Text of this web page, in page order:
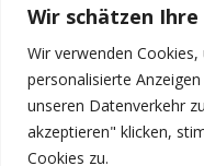
Wir schätzen
Wir verwenden
personalisierte
unseren Datenverkehr
akzeptieren" klicken,
Cookies zu.
Archive